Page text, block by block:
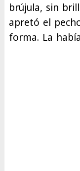
brújula, sin
apretó el
forma. La